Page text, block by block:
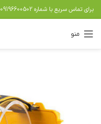
برای تماس سریع با شماره 09196600502
منو